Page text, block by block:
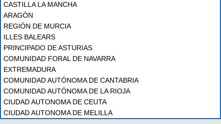
CASTILLA LA MANCHA
ARAGÓN
REGIÓN DE MURCIA
ILLES BALEARS
PRINCIPADO DE ASTURIAS
COMUNIDAD FORAL DE NAVARRA
EXTREMADURA
COMUNIDAD AUTÓNOMA DE CANTABRIA
COMUNIDAD AUTÓNOMA DE LA RIOJA
CIUDAD AUTONOMA DE CEUTA
CIUDAD AUTONOMA DE MELILLA